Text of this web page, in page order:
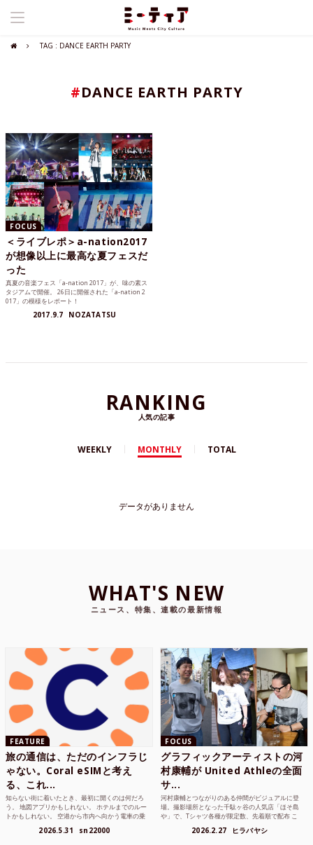
TAG : DANCE EARTH PARTY
#DANCE EARTH PARTY
FOCUS
＜ライブレポ＞a-nation2017
が想像以上に最高な夏フェスだ
った
真夏の音楽フェス「a-nation 2017」が、味の素ス
タジアムで開催。 26日に開催された「a-nation 2
017」の模様をレポート！
2017.9.7 NOZATATSU
RANKING
人気の記事
WEEKLY MONTHLY TOTAL
データがありません
WHAT'S NEW
ニュース、特集、連載の最新情報
FEATURE
旅の通信は、ただのインフラじ
ゃない。Coral eSIMと考え
る、これ...
知らない街に着いたとき、最初に開くのは何だろ
う。 地図アプリかもしれない。 ホテルまでのルー
トかもしれない。 空港から市内へ向かう電車の乗
2026.5.31 sn22000
FOCUS
グラフィックアーティストの河
村康輔が United Athleの全面
サ...
河村康輔とつながりのある仲間がビジュアルに登
場。撮影場所となった千駄ヶ谷の人気店「ほそ島
や」で、Tシャツ各種が限定数、先着順で配布 こ
2026.2.27 ヒラバヤシ